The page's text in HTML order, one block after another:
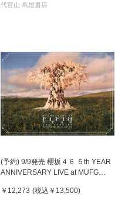
代官山 蔦屋書店
(予約) 9/9発売 櫻坂４６ ５th YEAR
ANNIVERSARY LIVE at MUFG
￥12,273 (税込 ￥13,500)